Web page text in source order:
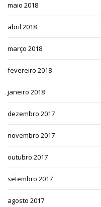
maio 2018
abril 2018
março 2018
fevereiro 2018
janeiro 2018
dezembro 2017
novembro 2017
outubro 2017
setembro 2017
agosto 2017